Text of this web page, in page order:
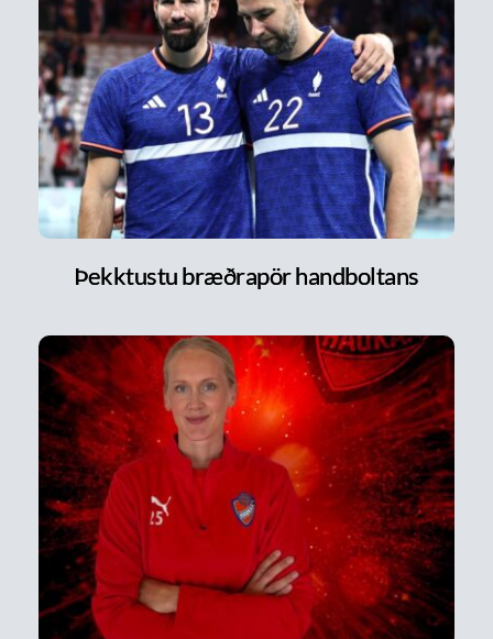
Þekktustu bræðrapör handboltans